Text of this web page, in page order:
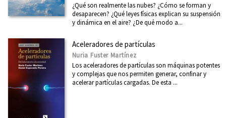
¿Qué son realmente las nubes? ¿Cómo se forman y
desaparecen? ¿Qué leyes físicas explican su suspensión
y dinámica en el aire? ¿De qué modo a...
Aceleradores de partículas
Nuria Fuster Martínez
Los aceleradores de partículas son máquinas potentes
y complejas que nos permiten generar, confinar y
acelerar partículas cargadas. De esta ...